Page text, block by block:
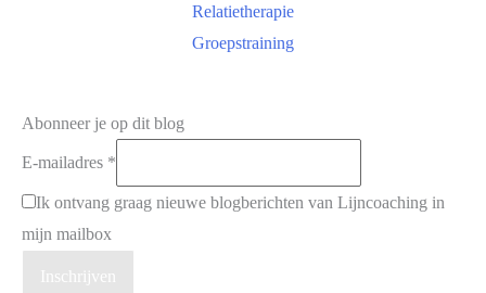
Relatietherapie
Groepstraining
Abonneer je op dit blog
E-mailadres *
Ik ontvang graag nieuwe blogberichten van Lijncoaching in
mijn mailbox
Inschrijven